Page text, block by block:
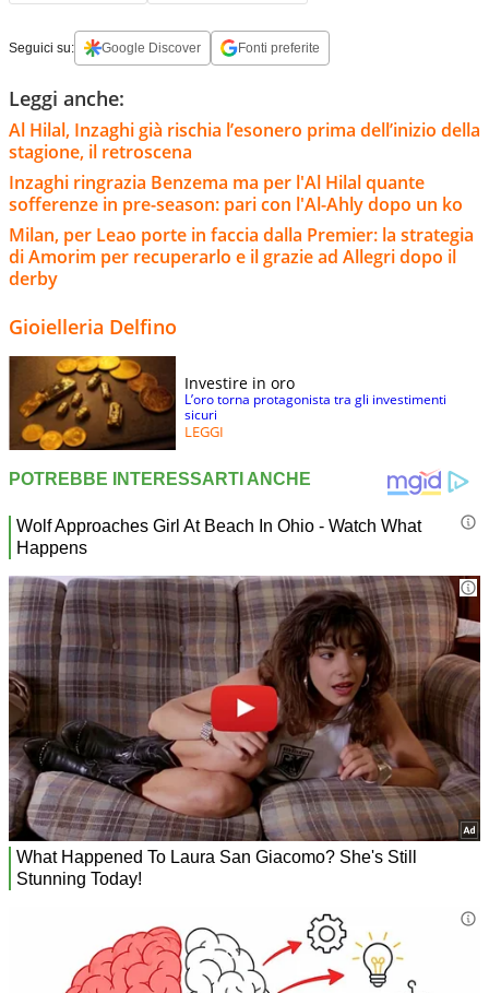
Seguici su: Google Discover Fonti preferite
Leggi anche:
Al Hilal, Inzaghi già rischia l’esonero prima dell’inizio della
stagione, il retroscena
Inzaghi ringrazia Benzema ma per l'Al Hilal quante
sofferenze in pre-season: pari con l'Al-Ahly dopo un ko
Milan, per Leao porte in faccia dalla Premier: la strategia
di Amorim per recuperarlo e il grazie ad Allegri dopo il
derby
Gioielleria Delfino
Investire in oro
L’oro torna protagonista tra gli investimenti
sicuri
LEGGI